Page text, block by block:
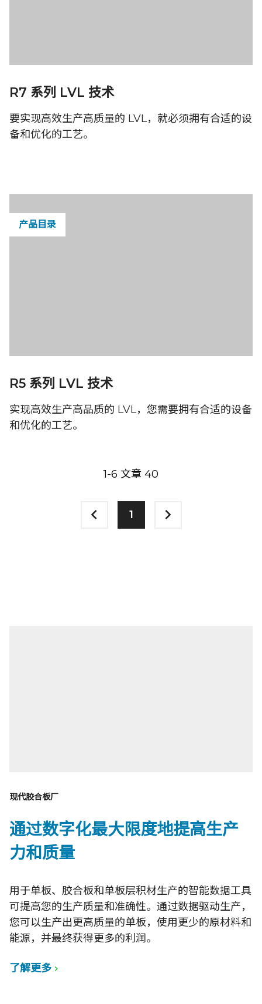
R7 系列 LVL 技术
要实现高效生产高质量的 LVL，就必须拥有合适的设
备和优化的工艺。
产品目录
R5 系列 LVL 技术
实现高效生产高品质的 LVL，您需要拥有合适的设备
和优化的工艺。
1-6 文章 40
1
现代胶合板厂
通过数字化最大限度地提高生产
力和质量
用于单板、胶合板和单板层积材生产的智能数据工具
可提高您的生产质量和准确性。通过数据驱动生产，
您可以生产出更高质量的单板，使用更少的原材料和
能源，并最终获得更多的利润。
了解更多